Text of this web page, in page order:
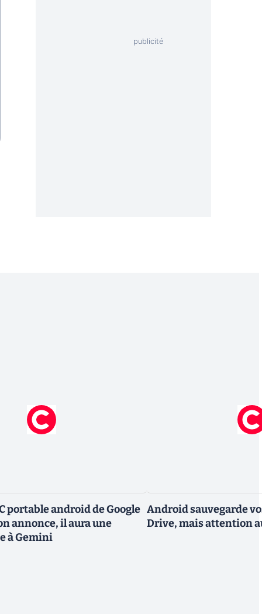
portable android de Google
annonce, il aura une
à Gemini
Android sauvegarde
Drive, mais attention